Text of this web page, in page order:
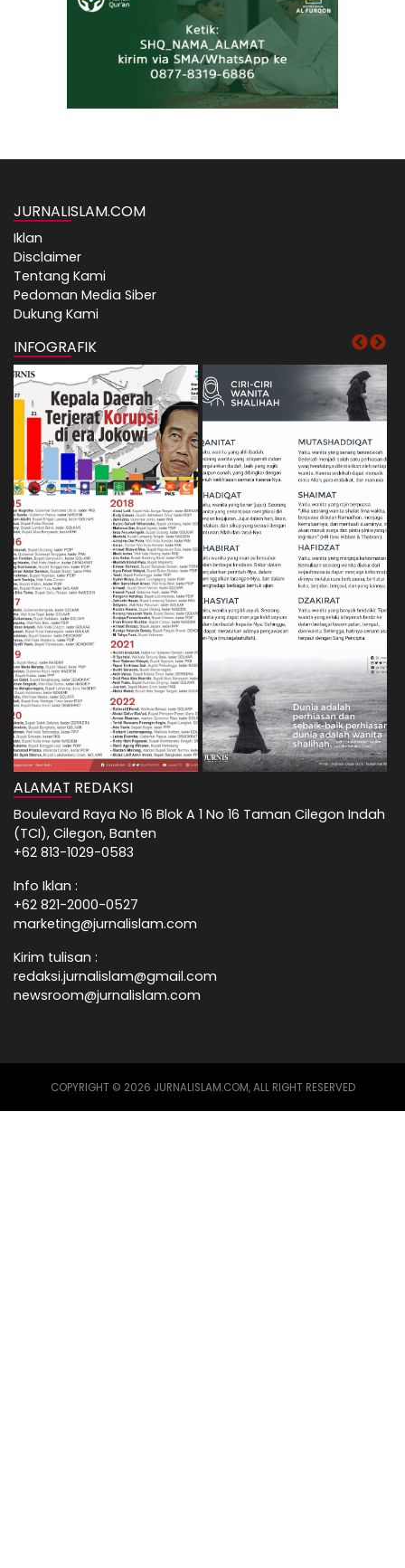
JURNALISLAM.COM
Iklan
Disclaimer
Tentang Kami
Pedoman Media Siber
Dukung Kami
INFOGRAFIK
ALAMAT REDAKSI
Boulevard Raya No 16 Blok A 1 No 16 Taman Cilegon Indah
(TCI), Cilegon, Banten
+62 813-1029-0583
Info Iklan :
+62 821-2000-0527
marketing@jurnalislam.com
Kirim tulisan :
redaksi.jurnalislam@gmail.com
newsroom@jurnalislam.com
COPYRIGHT © 2026 JURNALISLAM.COM, ALL RIGHT RESERVED